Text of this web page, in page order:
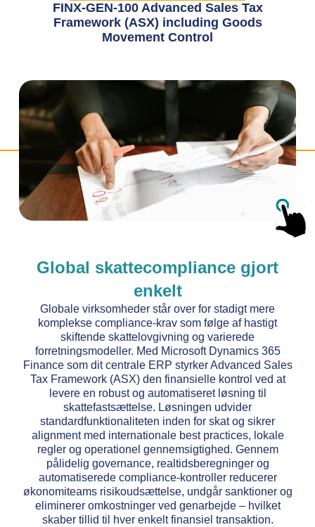
FINX-GEN-100 Advanced Sales Tax
Framework (ASX) including Goods
Movement Control
Global skattecompliance gjort
enkelt
Globale virksomheder står over for stadigt mere
komplekse compliance-krav som følge af hastigt
skiftende skattelovgivning og varierede
forretningsmodeller. Med Microsoft Dynamics 365
Finance som dit centrale ERP styrker Advanced Sales
Tax Framework (ASX) den finansielle kontrol ved at
levere en robust og automatiseret løsning til
skattefastsættelse. Løsningen udvider
standardfunktionaliteten inden for skat og sikrer
alignment med internationale best practices, lokale
regler og operationel gennemsigtighed. Gennem
pålidelig governance, realtidsberegninger og
automatiserede compliance-kontroller reducerer
økonomiteams risikoudsættelse, undgår sanktioner og
eliminerer omkostninger ved genarbejde – hvilket
skaber tillid til hver enkelt finansiel transaktion.